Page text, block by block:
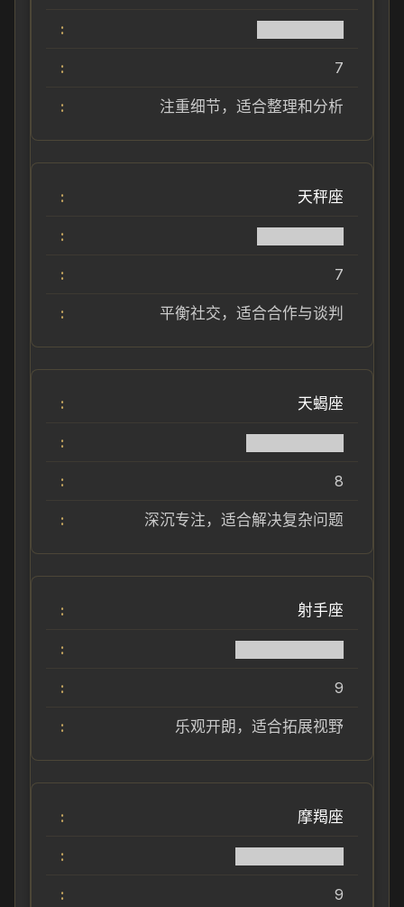
7
注重细节，适合整理和分析
天秤座
7
平衡社交，适合合作与谈判
天蝎座
8
深沉专注，适合解决复杂问题
射手座
9
乐观开朗，适合拓展视野
摩羯座
9